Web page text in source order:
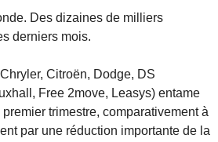
Des dizaines de milliers
derniers mois.
Citroën, Dodge, DS
Free 2move, Leasys) entame
trimestre, comparativement à
par une réduction importante de la